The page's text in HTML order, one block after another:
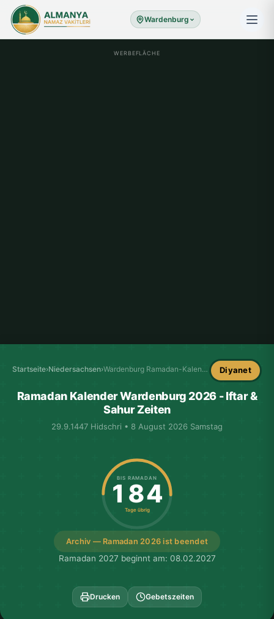
Wardenburg
WERBEFLÄCHE
Startseite›Niedersachsen› Wardenburg Ramadan-Kalender Diyanet
Ramadan Kalender Wardenburg 2026 - Iftar &
Sahur Zeiten
29.9.1447 Hidschri • 8 August 2026 Samstag
Archiv — Ramadan 2026 ist beendet
BIS RAMADAN
184
Tage übrig
Ramadan 2027 beginnt am: 08.02.2027
Drucken Gebetszeiten